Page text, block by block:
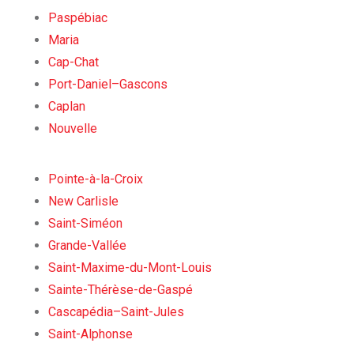
Paspébiac
Maria
Cap-Chat
Port-Daniel–Gascons
Caplan
Nouvelle
Pointe-à-la-Croix
New Carlisle
Saint-Siméon
Grande-Vallée
Saint-Maxime-du-Mont-Louis
Sainte-Thérèse-de-Gaspé
Cascapédia–Saint-Jules
Saint-Alphonse